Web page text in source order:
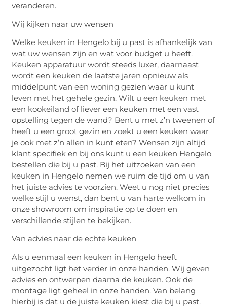
veranderen.
Wij kijken naar uw wensen
Welke keuken in Hengelo bij u past is afhankelijk van
wat uw wensen zijn en wat voor budget u heeft.
Keuken apparatuur wordt steeds luxer, daarnaast
wordt een keuken de laatste jaren opnieuw als
middelpunt van een woning gezien waar u kunt
leven met het gehele gezin. Wilt u een keuken met
een kookeiland of liever een keuken met een vast
opstelling tegen de wand? Bent u met z’n tweenen of
heeft u een groot gezin en zoekt u een keuken waar
je ook met z’n allen in kunt eten? Wensen zijn altijd
klant specifiek en bij ons kunt u een keuken Hengelo
bestellen die bij u past. Bij het uitzoeken van een
keuken in Hengelo nemen we ruim de tijd om u van
het juiste advies te voorzien. Weet u nog niet precies
welke stijl u wenst, dan bent u van harte welkom in
onze showroom om inspiratie op te doen en
verschillende stijlen te bekijken.
Van advies naar de echte keuken
Als u eenmaal een keuken in Hengelo heeft
uitgezocht ligt het verder in onze handen. Wij geven
advies en ontwerpen daarna de keuken. Ook de
montage ligt geheel in onze handen. Van belang
hierbij is dat u de juiste keuken kiest die bij u past.